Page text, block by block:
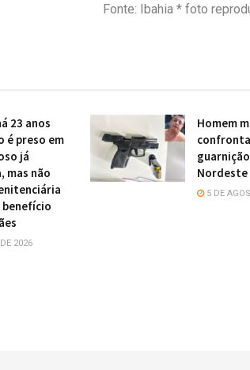
Fonte: Ibahia * foto
23 anos
é preso em
já
mas não
benefício
2026
Homem
guarnição
Nordeste
5 DE